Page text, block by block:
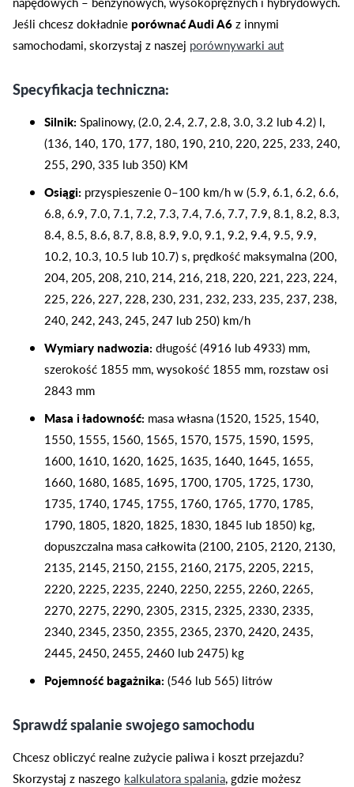
Jeśli chcesz dokładnieporównać Audi A6z innymi
samochodami, skorzystaj z naszej porównywarki aut
Specyfikacja techniczna:
Silnik: Spalinowy, (2.0, 2.4, 2.7, 2.8, 3.0, 3.2 lub 4.2) l,
(136, 140, 170, 177, 180, 190, 210, 220, 225, 233, 240,
255, 290, 335 lub 350) KM
Osiągi: przyspieszenie 0–100 km/h w (5.9, 6.1, 6.2, 6.6,
6.8, 6.9, 7.0, 7.1, 7.2, 7.3, 7.4, 7.6, 7.7, 7.9, 8.1, 8.2, 8.3,
8.4, 8.5, 8.6, 8.7, 8.8, 8.9, 9.0, 9.1, 9.2, 9.4, 9.5, 9.9,
10.2, 10.3, 10.5 lub 10.7) s, prędkość maksymalna (200,
204, 205, 208, 210, 214, 216, 218, 220, 221, 223, 224,
225, 226, 227, 228, 230, 231, 232, 233, 235, 237, 238,
240, 242, 243, 245, 247 lub 250) km/h
Wymiary nadwozia: długość (4916 lub 4933) mm,
szerokość 1855 mm, wysokość 1855 mm, rozstaw osi
2843 mm
Masa i ładowność: masa własna (1520, 1525, 1540,
1550, 1555, 1560, 1565, 1570, 1575, 1590, 1595,
1600, 1610, 1620, 1625, 1635, 1640, 1645, 1655,
1660, 1680, 1685, 1695, 1700, 1705, 1725, 1730,
1735, 1740, 1745, 1755, 1760, 1765, 1770, 1785,
1790, 1805, 1820, 1825, 1830, 1845 lub 1850) kg,
dopuszczalna masa całkowita (2100, 2105, 2120, 2130,
2135, 2145, 2150, 2155, 2160, 2175, 2205, 2215,
2220, 2225, 2235, 2240, 2250, 2255, 2260, 2265,
2270, 2275, 2290, 2305, 2315, 2325, 2330, 2335,
2340, 2345, 2350, 2355, 2365, 2370, 2420, 2435,
2445, 2450, 2455, 2460 lub 2475) kg
Pojemność bagażnika: (546 lub 565) litrów
Sprawdź spalanie swojego samochodu
Chcesz obliczyć realne zużycie paliwa i koszt przejazdu?
Skorzystaj z naszego kalkulatora spalania, gdzie możesz